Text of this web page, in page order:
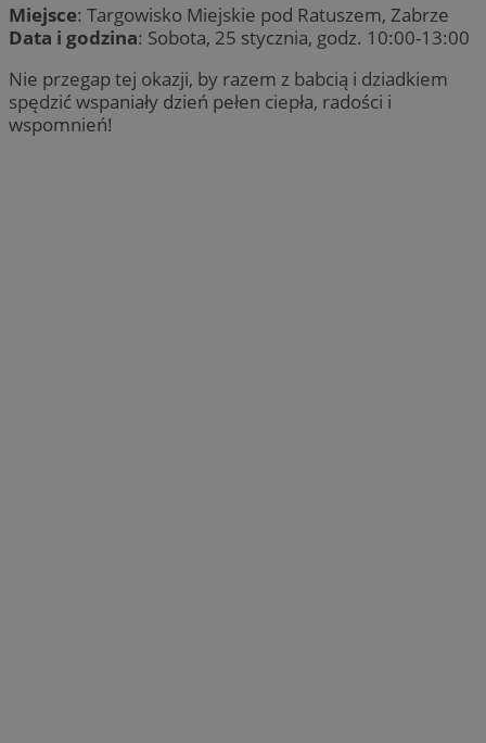
Miejsce: Targowisko Miejskie pod Ratuszem, Zabrze
Data i godzina: Sobota, 25 stycznia, godz. 10:00-13:00
Nie przegap tej okazji, by razem z babcią i dziadkiem
spędzić wspaniały dzień pełen ciepła, radości i
wspomnień!